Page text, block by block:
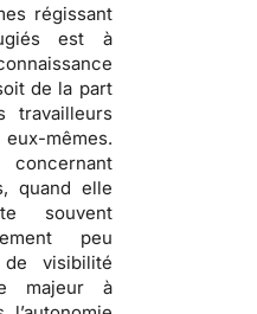
régissant
est à
de la part
travailleurs
mêmes.
concernant
quand elle
souvent
peu
visibilité
majeur à